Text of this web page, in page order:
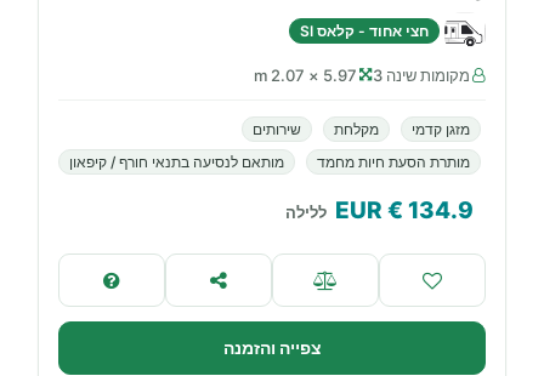
חצי אחוד - קלאס SI
מקומות שינה 3 5.97 × 2.07 m
מזגן קדמי מקלחת
שירותים
מותרת הסעת חיות מחמד
מותאם לנסיעה בתנאי חורף / קיפאון
134.9
€ EUR ללילה
צפייה והזמנה